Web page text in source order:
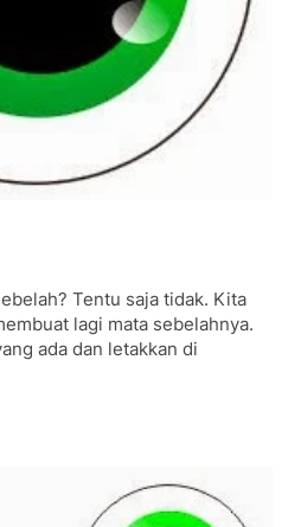
Tentu saja tidak. Kita
lagi mata sebelahnya.
ada dan letakkan di